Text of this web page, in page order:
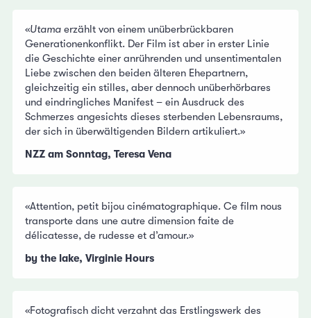
«Utama erzählt von einem unüberbrückbaren
Generationenkonflikt. Der Film ist aber in erster Linie
die Geschichte einer anrührenden und unsentimentalen
Liebe zwischen den beiden älteren Ehepartnern,
gleichzeitig ein stilles, aber dennoch unüberhörbares
und eindringliches Manifest – ein Ausdruck des
Schmerzes angesichts dieses sterbenden Lebensraums,
der sich in überwältigenden Bildern artikuliert.»
NZZ am Sonntag, Teresa Vena
«Attention, petit bijou cinématographique. Ce film nous
transporte dans une autre dimension faite de
délicatesse, de rudesse et d’amour.»
by the lake, Virginie Hours
«Fotografisch dicht verzahnt das Erstlingswerk des